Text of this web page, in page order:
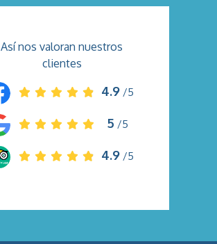
Así nos valoran nuestros
clientes
4.9 /5
5 /5
4.9 /5